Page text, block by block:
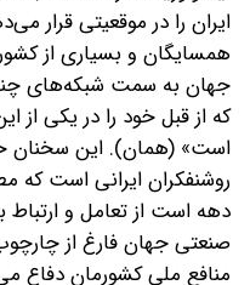
ایران را در موقعیتی قرار
همسایگان و بسیاری از
جهان به سمت شبکه‌های
که از قبل خود را در یکی
است» (همان). این سخنان
روشنفکران ایرانی است
دهه است از تعامل و
صنعتی جهان فارغ از
منافع ملی کشورمان دفاع